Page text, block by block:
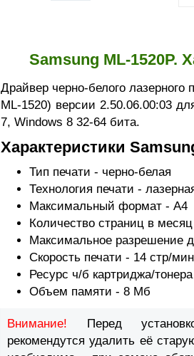
Samsung ML-1520P.
Драйвер черно-белого лазерного
ML-1520) версии 2.50.06.00:03
7, Windows 8 32-64 бита.
Характеристики
Тип печати - черно-белая
Технология печати -
Максимальный формат - A4
Количество страниц в
Максимальное разрешение
Скорость печати - 14 стр/
Ресурс ч/б картриджа/
Объем памяти - 8 Мб
Внимание! Перед
рекомендутся удалить её